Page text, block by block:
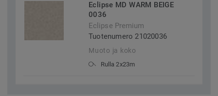
Eclipse MD WARM BEIGE
0036
Eclipse Premium
Tuotenumero 21020036
Muoto ja koko
Rulla 2x23m